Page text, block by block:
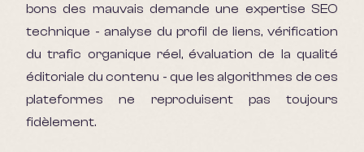
bons des mauvais demande une expertise SEO
technique - analyse du profil de liens, vérification
du trafic organique réel, évaluation de la qualité
éditoriale du contenu - que les algorithmes de ces
plateformes ne reproduisent pas toujours
fidèlement.